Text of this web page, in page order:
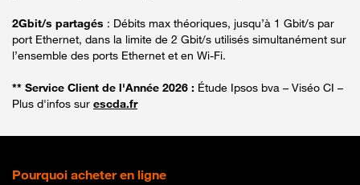
2Gbit/s partagés : Débits max théoriques, jusqu’à 1 Gbit/s par
port Ethernet, dans la limite de 2 Gbit/s utilisés simultanément sur
l’ensemble des ports Ethernet et en Wi-Fi.
** Service Client de l'Année 2026 : Étude Ipsos bva – Viséo CI –
Plus d'infos sur escda.fr
Pourquoi acheter en ligne